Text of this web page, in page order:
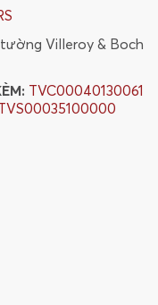
Villeroy & Boch
TVC00040130061